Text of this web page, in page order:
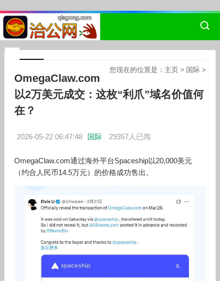
您现在的位置是： 主页 > 国际 >
OmegaClaw.com
以2万美元成交：这枚“利爪”域名价值何
在？
2026-05-22 06:47:48 国际 29357人已阅
OmegaClaw.com通过海外平台Spaceship以20,000美元
（约合人民币14.5万元）的价格成功售出。